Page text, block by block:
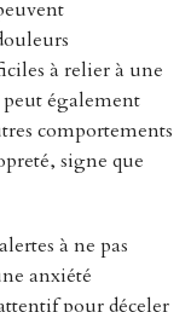
à relier à une
peut également
comportements
signe que
à ne pas
anxiété
pour déceler